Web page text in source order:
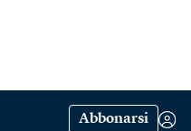
Abbonarsi